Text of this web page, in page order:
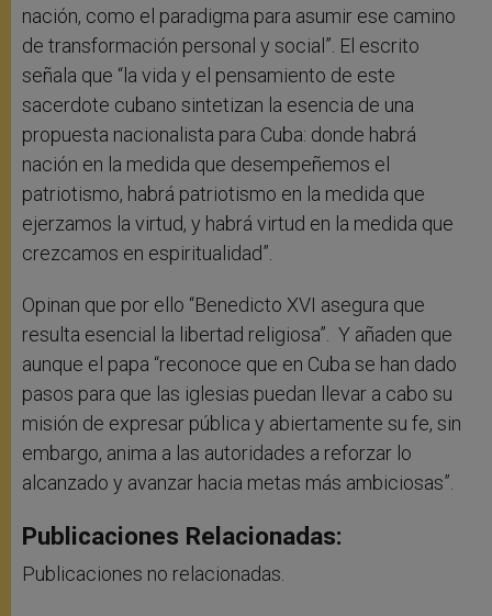
nación, como el paradigma para asumir ese camino
de transformación personal y social”. El escrito
señala que “la vida y el pensamiento de este
sacerdote cubano sintetizan la esencia de una
propuesta nacionalista para Cuba: donde habrá
nación en la medida que desempeñemos el
patriotismo, habrá patriotismo en la medida que
ejerzamos la virtud, y habrá virtud en la medida que
crezcamos en espiritualidad”.
Opinan que por ello “Benedicto XVI asegura que
resulta esencial la libertad religiosa”. Y añaden que
aunque el papa “reconoce que en Cuba se han dado
pasos para que las iglesias puedan llevar a cabo su
misión de expresar pública y abiertamente su fe, sin
embargo, anima a las autoridades a reforzar lo
alcanzado y avanzar hacia metas más ambiciosas”.
Publicaciones Relacionadas:
Publicaciones no relacionadas.